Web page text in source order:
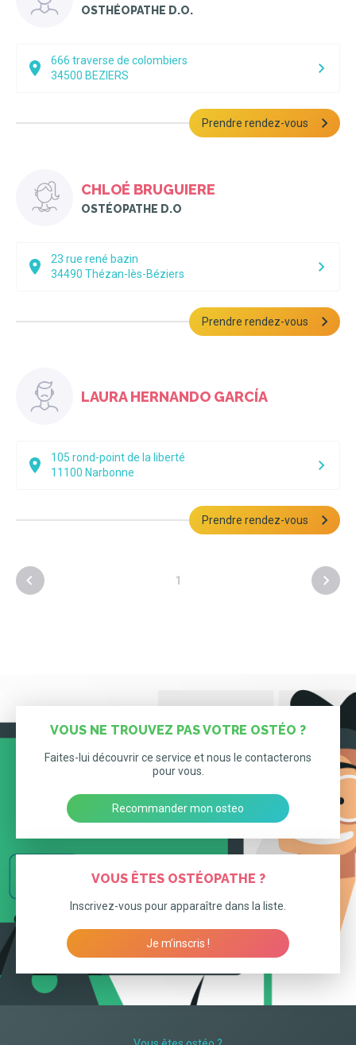
OSTHÉOPATHE D.O.
666 traverse de colombiers
34500 BEZIERS
Prendre rendez-vous
CHLOÉ BRUGUIERE
OSTÉOPATHE D.O
23 rue rené bazin
34490 Thézan-lès-Béziers
Prendre rendez-vous
LAURA HERNANDO GARCÍA
105 rond-point de la liberté
11100 Narbonne
Prendre rendez-vous
1
VOUS NE TROUVEZ PAS VOTRE OSTÉO ?
Faites-lui découvrir ce service et nous le contacterons
pour vous.
Recommander mon osteo
VOUS ÊTES OSTÉOPATHE ?
Inscrivez-vous pour apparaître dans la liste.
Je m’inscris !